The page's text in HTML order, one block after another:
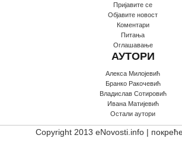
Пријавите се
Oбјавите новост
Коментари
Питања
Оглашавање
АУТОРИ
Алекса Милојевић
Бранко Ракочевић
Владислав Сотировић
Ивана Матијевић
Остали аутори
Copyright 2013 eNovosti.info |